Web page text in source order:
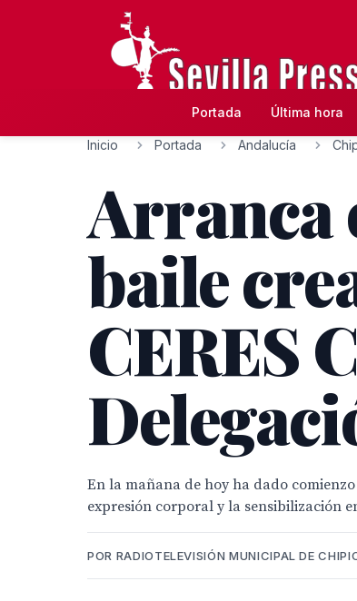
Portada Última hora
Inicio Portada Andalucía
Arranca
baile
CERES
En la mañana de hoy ha dado
expresión corporal y la sensibilización
POR RADIOTELEVISIÓN MUNICIPAL DE